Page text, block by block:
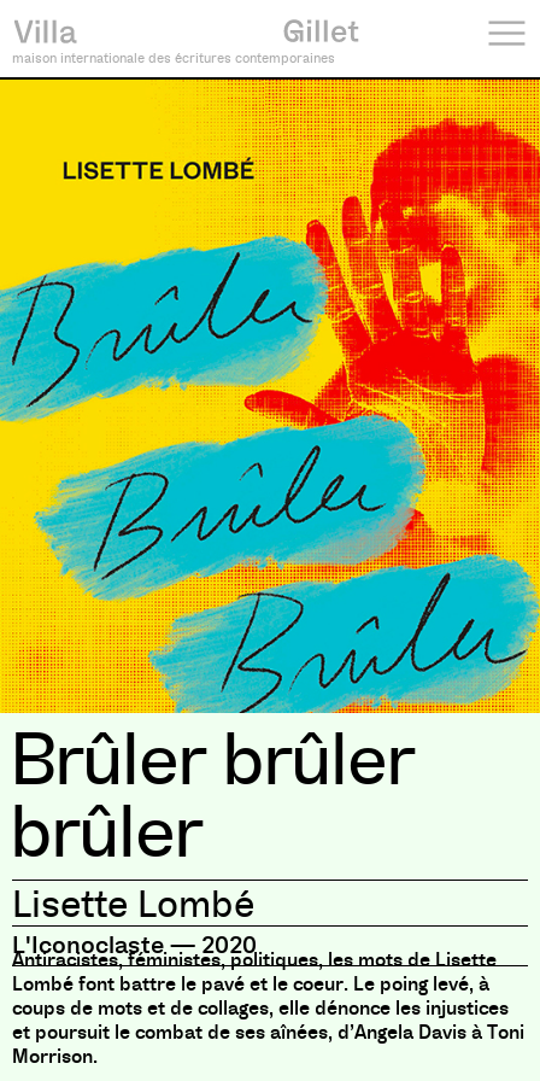
maison internationale des écritures contemporaines
Brûler brûler
brûler
Lisette Lombé
L'Iconoclaste— 2020
Antiracistes, féministes, politiques, les mots de Lisette
Lombé font battre le pavé et le coeur. Le poing levé, à
coups de mots et de collages, elle dénonce les injustices
et poursuit le combat de ses aînées, d’Angela Davis à Toni
Morrison.